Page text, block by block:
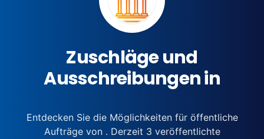
Zuschläge und
Ausschreibungen in
Entdecken Sie die Möglichkeiten für öffentliche
Aufträge von . Derzeit 3 veröffentlichte